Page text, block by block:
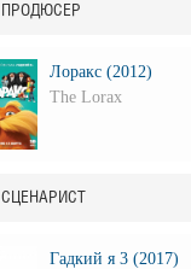
ПРОДЮСЕР
Лоракс (2012)
The Lorax
СЦЕНАРИСТ
Гадкий я 3 (2017)